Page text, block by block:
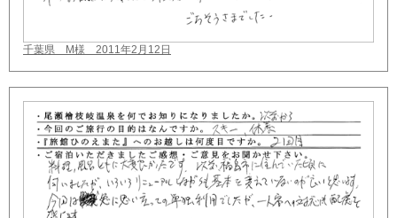
千葉県 M様 2011年2月12日